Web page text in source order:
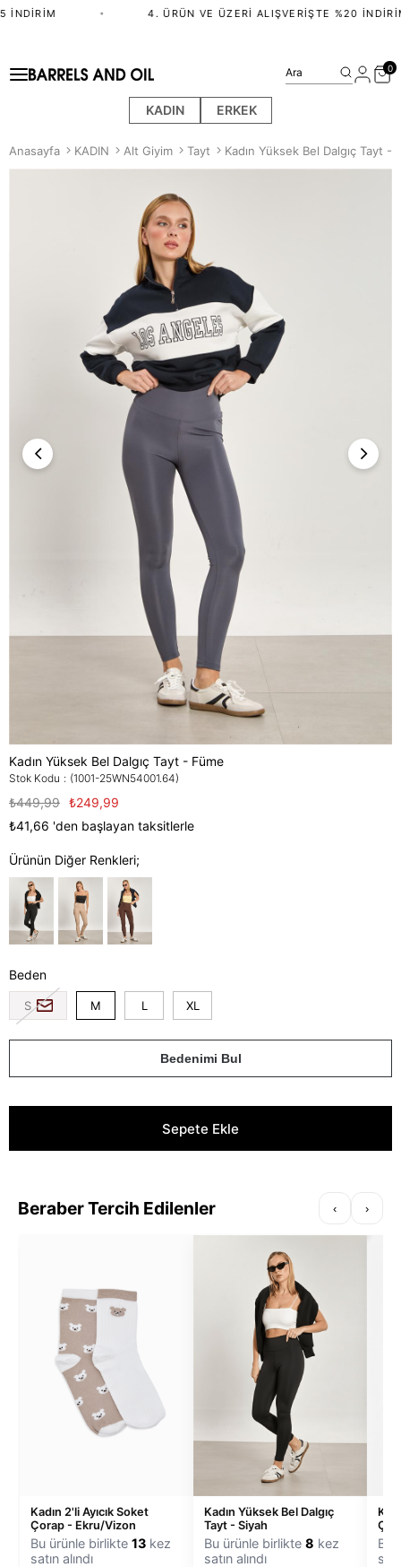
İNDIRIM 4. ÜRÜN VE ÜZERI ALIŞVERIŞTE %20 İNDIRIM
KADIN ERKEK
Ara 0
Anasayfa KADIN Alt Giyim Tayt Kadın Yüksek Bel Dalgıç Tayt -
Kadın Yüksek Bel Dalgıç Tayt - Füme
Stok Kodu (1001-25WN54001.64)
₺449,99 ₺249,99
₺41,66 'den başlayan taksitlerle
Ürünün Diğer Renkleri;
Beden
S M L XL
Bedenimi Bul
Beraber Tercih Edilenler ‹ ›
Kadın 2'li Ayıcık Soket
Çorap - Ekru/Vizon
Bu ürünle birlikte 13 kez
satın alındı
Kadın Yüksek Bel Dalgıç
Tayt - Siyah
Bu ürünle birlikte 8 kez
satın alındı
Bu